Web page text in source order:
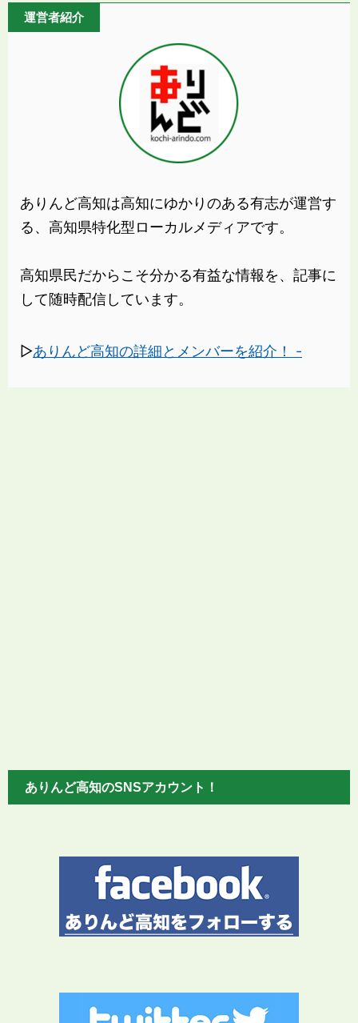
運営者紹介
ありんど高知は高知にゆかりのある有志が運営す
る、高知県特化型ローカルメディアです。
高知県民だからこそ分かる有益な情報を、記事に
して随時配信しています。
▷ありんど高知の詳細とメンバーを紹介！ -
ありんど高知のSNSアカウント！